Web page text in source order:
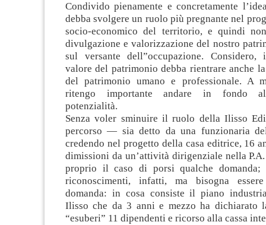
Condivido pienamente e concretamente
debba svolgere un ruolo più pregnante nel
socio-economico del territorio, e quindi
divulgazione e valorizzazione del nostro
sul versante dell”occupazione.
valore del patrimonio debba rientrare anche
del patrimonio umano e professionale. A
ritengo importante andare in fondo
potenzialità.
Senza voler sminuire il ruolo della Ilisso
percorso — sia detto da una funzionaria
credendo nel progetto della casa editrice, 16
dimissioni da un’attività dirigenziale nella
proprio il caso di porsi qualche domanda;
riconoscimenti, infatti, ma bisogna
domanda: in cosa consiste il piano
Ilisso che da 3 anni e mezzo ha dichiarato
“esuberi” 11 dipendenti e ricorso alla cassa